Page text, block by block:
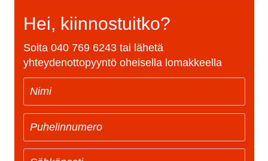
Hei, kiinnostuitko?
Soita 040 769 6243tai lähetä
yhteydenottopyyntö oheisella lomakkeella